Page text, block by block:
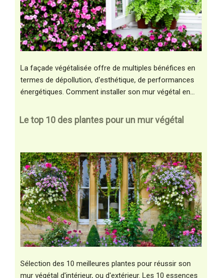
La façade végétalisée offre de multiples bénéfices en
termes de dépollution, d'esthétique, de performances
énergétiques. Comment installer son mur végétal en…
Le top 10 des plantes pour un mur végétal
Sélection des 10 meilleures plantes pour réussir son
mur végétal d'intérieur, ou d'extérieur. Les 10 essences